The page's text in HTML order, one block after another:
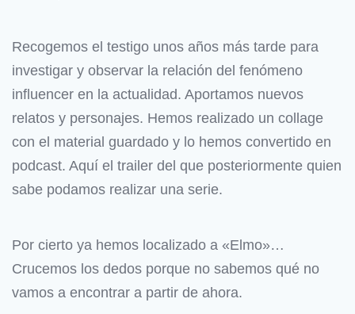
Recogemos el testigo unos años más tarde para
investigar y observar la relación del fenómeno
influencer en la actualidad. Aportamos nuevos
relatos y personajes. Hemos realizado un collage
con el material guardado y lo hemos convertido en
podcast. Aquí el trailer del que posteriormente quien
sabe podamos realizar una serie.
Por cierto ya hemos localizado a «Elmo»…
Crucemos los dedos porque no sabemos qué no
vamos a encontrar a partir de ahora.